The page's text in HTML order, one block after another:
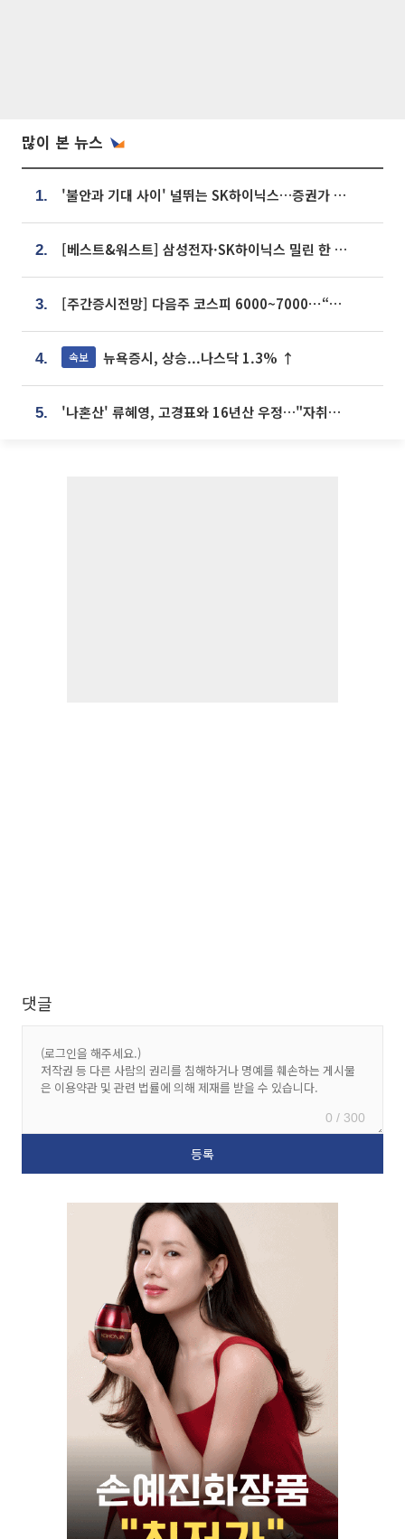
많이 본 뉴스
1. '불안과 기대 사이' 널뛰는 SK하이닉스…증권가 "HBM4·LTA 기반 펀터멘털 견고"
2. [베스트&워스트] 삼성전자·SK하이닉스 밀린 한 주…상상인증권은 85% 급등
3. [주간증시전망] 다음주 코스피 6000~7000⋯“外人 수급은 정책이 변수”
4. 속보 뉴욕증시, 상승...나스닥 1.3% ↑
5. '나혼산' 류혜영, 고경표와 16년산 우정…"자취방서 부모님과 마주쳐"
댓글
0 / 300